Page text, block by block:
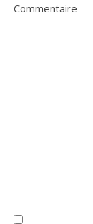
Commentaire